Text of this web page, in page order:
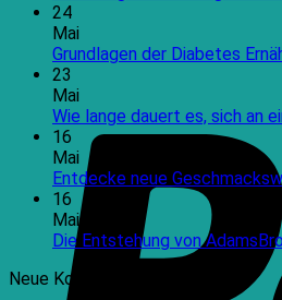
24
Mai
Grundlagen der Diabetes
23
Mai
Wie lange dauert es, sich an
16
Mai
Entdecke neue
16
Mai
Die Entstehung von
Neue Kommentare